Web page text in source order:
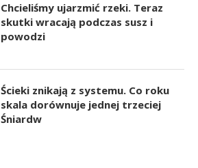
Chcieliśmy ujarzmić rzeki. Teraz
skutki wracają podczas susz i
powodzi
Ścieki znikają z systemu. Co roku
skala dorównuje jednej trzeciej
Śniardw